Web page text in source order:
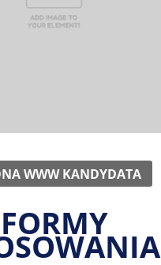
WWW KANDYDATA
FORMY